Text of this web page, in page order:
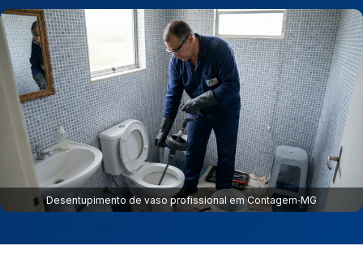
Desentupimento de vaso profissional em Contagem‑MG